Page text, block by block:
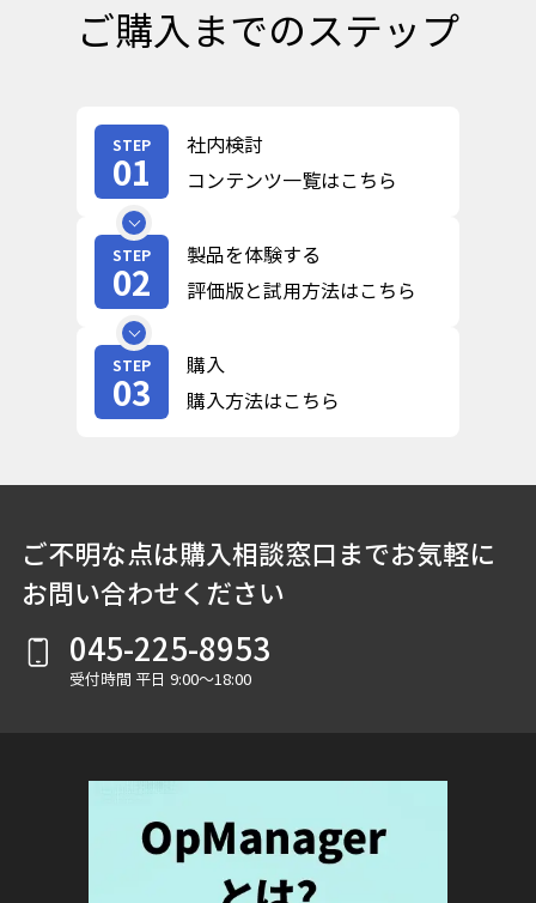
ご購入までのステップ
STEP
01
社内検討
コンテンツ一覧はこちら
STEP
02
製品を体験する
評価版と試用方法はこちら
STEP
03
購入
購入方法はこちら
ご不明な点は購入相談窓口までお気軽に
お問い合わせください
045-225-8953
受付時間 平日 9:00～18:00